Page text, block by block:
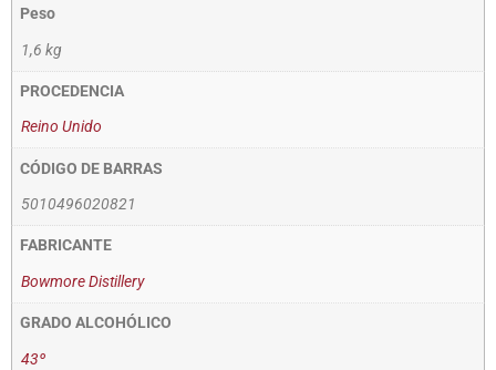
Peso
1,6 kg
PROCEDENCIA
Reino Unido
CÓDIGO DE BARRAS
5010496020821
FABRICANTE
Bowmore Distillery
GRADO ALCOHÓLICO
43º